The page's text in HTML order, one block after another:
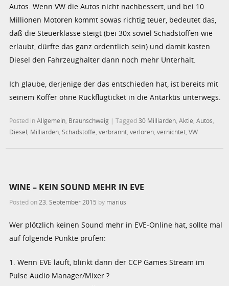
Autos. Wenn VW die Autos nicht nachbessert, und bei 10
Millionen Motoren kommt sowas richtig teuer, bedeutet das,
daß die Steuerklasse steigt (bei 30x soviel Schadstoffen wie
erlaubt, dürfte das ganz ordentlich sein) und damit kosten
Diesel den Fahrzeughalter dann noch mehr Unterhalt.
Ich glaube, derjenige der das entschieden hat, ist bereits mit
seinem Koffer ohne Rückflugticket in die Antarktis unterwegs.
Posted inAllgemein Braunschweig |Tagged30 Milliarden ,Aktie ,Autos
Diesel Milliarden ,Schadstoffe ,verbrannt ,verloren ,vernichtet ,VW
WINE – KEIN SOUND MEHR IN EVE
Posted on 23. September 2015 by marius
Wer plötzlich keinen Sound mehr in EVE-Online hat, sollte mal
auf folgende Punkte prüfen:
1. Wenn EVE läuft, blinkt dann der CCP Games Stream im
Pulse Audio Manager/Mixer ?